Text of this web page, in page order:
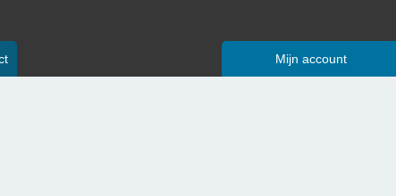
Mijn account